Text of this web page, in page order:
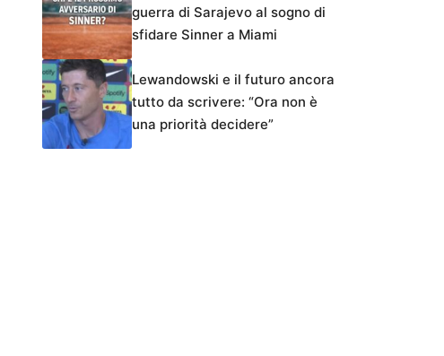
guerra di Sarajevo al sogno di
sfidare Sinner a Miami
Lewandowski e il futuro ancora
tutto da scrivere: “Ora non è
una priorità decidere”